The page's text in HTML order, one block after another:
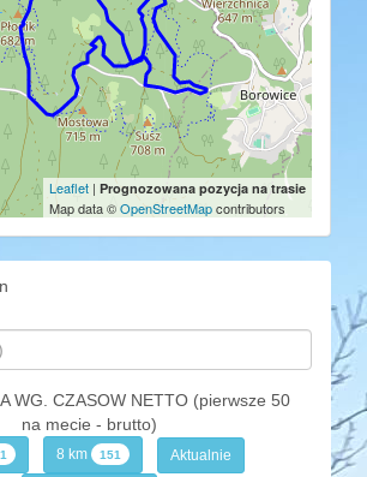
Leaflet | Prognozowana pozycja na trasie
Map data ©OpenStreetMapcontributors
WG. CZASOW NETTO (pierwsze 50
na mecie - brutto)
8 km 151 Aktualnie